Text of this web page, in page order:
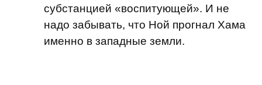
субстанцией «воспитующей». И не
надо забывать, что Ной прогнал Хама
именно в западные земли.